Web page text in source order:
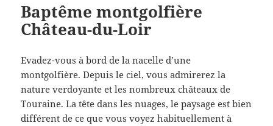
Baptême montgolfière
Château-du-Loir
Evadez-vous à bord de la nacelle d’une
montgolfière. Depuis le ciel, vous admirerez la
nature verdoyante et les nombreux châteaux de
Touraine. La tête dans les nuages, le paysage est bien
différent de ce que vous voyez habituellement à